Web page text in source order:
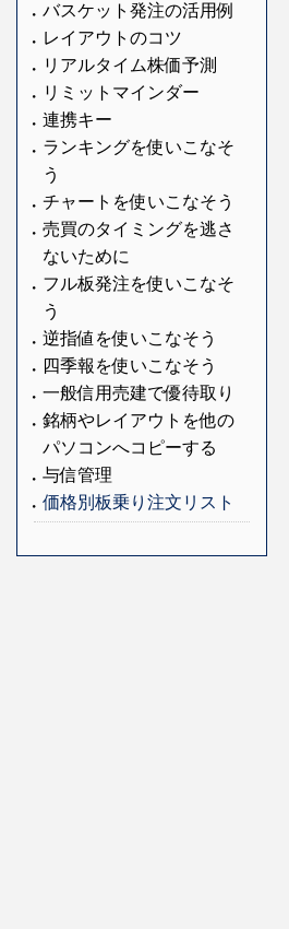
バスケット発注の活用例
レイアウトのコツ
リアルタイム株価予測
リミットマインダー
連携キー
ランキングを使いこなそ
う
チャートを使いこなそう
売買のタイミングを逃さ
ないために
フル板発注を使いこなそ
う
逆指値を使いこなそう
四季報を使いこなそう
一般信用売建で優待取り
銘柄やレイアウトを他の
パソコンへコピーする
与信管理
価格別板乗り注文リスト